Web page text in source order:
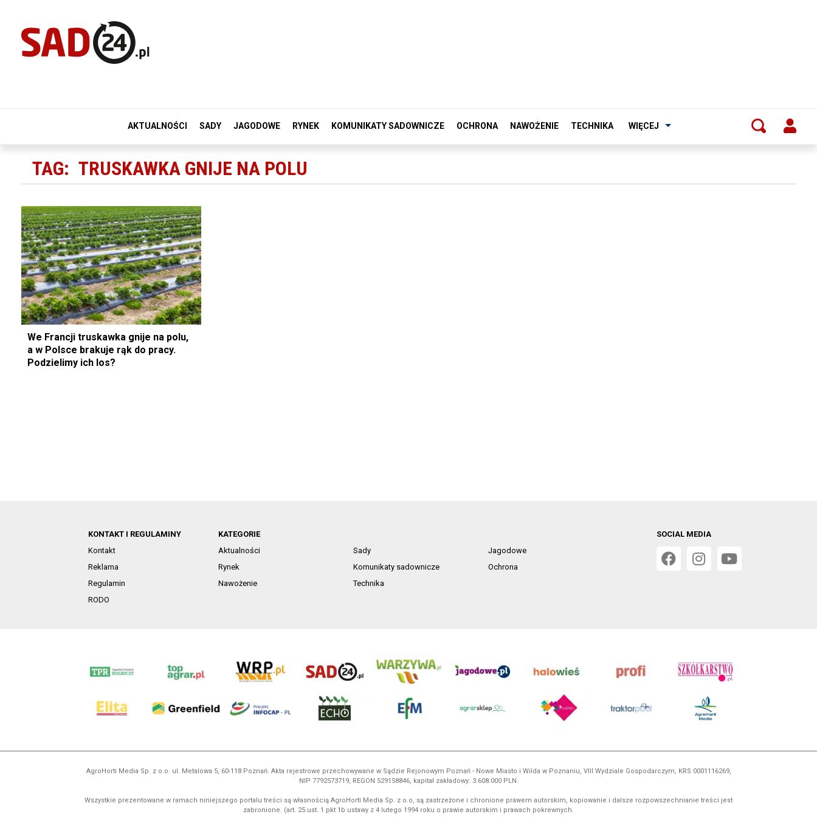
AKTUALNOŚCI SADY JAGODOWE RYNEK KOMUNIKATY SADOWNICZE OCHRONA NAWOŻENIE TECHNIKA WIĘCEJ
TAG: TRUSKAWKA GNIJE NA POLU
We Francji truskawka gnije na polu,
a w Polsce brakuje rąk do pracy.
Podzielimy ich los?
KONTAKT I REGULAMINY
Kontakt
Reklama
Regulamin
RODO
KATEGORIE
Aktualności
Sady
Jagodowe
Rynek
Komunikaty sadownicze
Ochrona
Nawożenie
Technika
SOCIAL MEDIA
AgroHorti Media Sp. z o.o. ul. Metalowa 5, 60-118 Poznań. Akta rejestrowe przechowywane w Sądzie Rejonowym Poznań - Nowe Miasto i Wilda w Poznaniu, VIII Wydziale Gospodarczym, KRS 0001116269,
NIP 7792573719, REGON 529158846, kapitał zakładowy: 3.608.000 PLN.
Wszystkie prezentowane w ramach niniejszego portalu treści są własnością AgroHorti Media Sp. z o.o, są zastrzeżone i chronione prawem autorskim, kopiowanie i dalsze rozpowszechnianie treści jest
zabronione. (art. 25 ust. 1 pkt 1b ustawy z 4 lutego 1994 roku o prawie autorskim i prawach pokrewnych.